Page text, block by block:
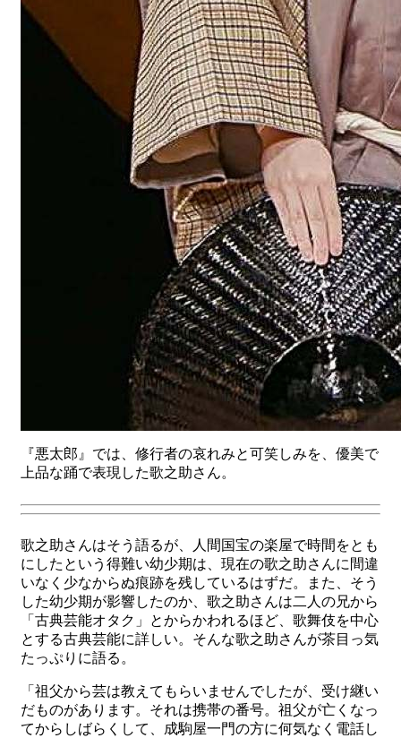
『悪太郎』では、修行者の哀れみと可笑しみを、優美で
上品な踊で表現した歌之助さん。
歌之助さんはそう語るが、人間国宝の楽屋で時間をとも
にしたという得難い幼少期は、現在の歌之助さんに間違
いなく少なからぬ痕跡を残しているはずだ。また、そう
した幼少期が影響したのか、歌之助さんは二人の兄から
「古典芸能オタク」とからかわれるほど、歌舞伎を中心
とする古典芸能に詳しい。そんな歌之助さんが茶目っ気
たっぷりに語る。
「祖父から芸は教えてもらいませんでしたが、受け継い
だものがあります。それは携帯の番号。祖父が亡くなっ
てからしばらくして、成駒屋一門の方に何気なく電話し